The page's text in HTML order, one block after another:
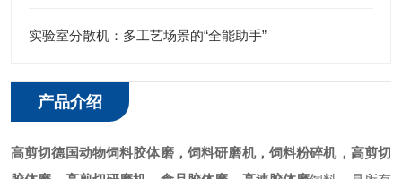
实验室分散机：多工艺场景的“全能助手”
产品介绍
高剪切德国动物饲料胶体磨，饲料研磨机，饲料粉碎机，高剪切